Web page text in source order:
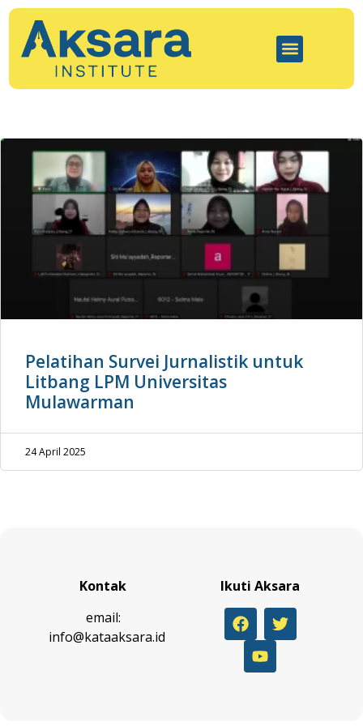
Pelatihan Survei Jurnalistik untuk
Litbang LPM Universitas
Mulawarman
24 April 2025
Kontak
email:
info@kataaksara.id
Ikuti Aksara